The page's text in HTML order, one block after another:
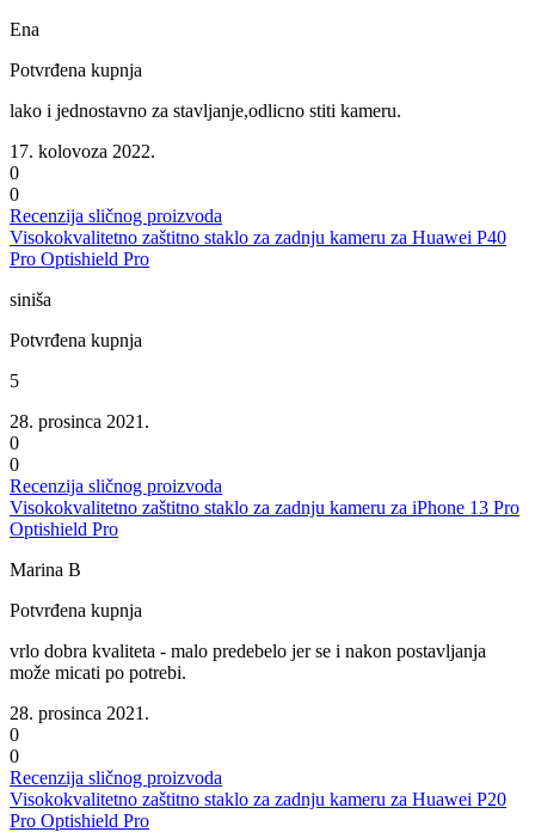
Ena
Potvrđena kupnja
lako i jednostavno za stavljanje,odlicno stiti kameru.
17. kolovoza 2022.
0
0
Recenzija sličnog proizvoda
Visokokvalitetno zaštitno staklo za zadnju kameru za Huawei P40
Pro Optishield Pro
siniša
Potvrđena kupnja
5
28. prosinca 2021.
0
0
Recenzija sličnog proizvoda
Visokokvalitetno zaštitno staklo za zadnju kameru za iPhone 13 Pro
Optishield Pro
Marina B
Potvrđena kupnja
vrlo dobra kvaliteta - malo predebelo jer se i nakon postavljanja
može micati po potrebi.
28. prosinca 2021.
0
0
Recenzija sličnog proizvoda
Visokokvalitetno zaštitno staklo za zadnju kameru za Huawei P20
Pro Optishield Pro